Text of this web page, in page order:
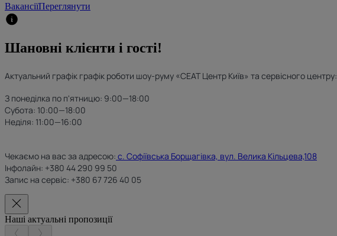
ВакансіїПереглянути
Шановні клієнти і гості!
Актуальний графік графік роботи шоу-руму «СЕАТ Центр Київ» та сервісного центру:
З понеділка по п'ятницю: 9:00—18:00
Субота: 10:00—18:00
Неділя: 11:00—16:00
Чекаємо на вас за адресою: с. Софіївська Борщагівка, вул. Велика Кільцева,108
Інфолайн: +380 44 290 99 50
Запис на сервіс: +380 67 726 40 05
Наші актуальні пропозиції